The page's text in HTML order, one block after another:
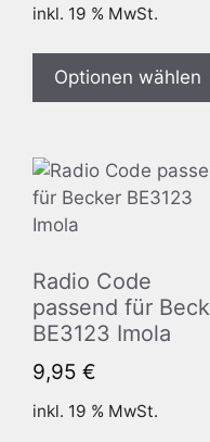
inkl. 19 % MwSt.
Optionen wählen
Radio Code
passend für
BE3123 Imola
9,95 €
inkl. 19 % MwSt.